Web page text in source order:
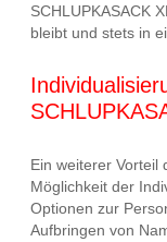
SCHLUPKASACK
bleibt und stets in
Ein weiterer Vorteil
Möglichkeit der
Optionen zur
Aufbringen von